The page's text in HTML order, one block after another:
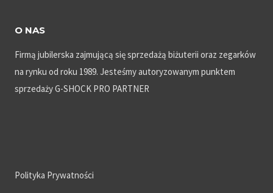
O NAS
Firmą jubilerska zajmującą się sprzedażą biżuterii oraz zegarków
na rynku od roku 1989. Jesteśmy autoryzowanym punktem
sprzedaży G-SHOCK PRO PARTNER
Polityka Prywatności